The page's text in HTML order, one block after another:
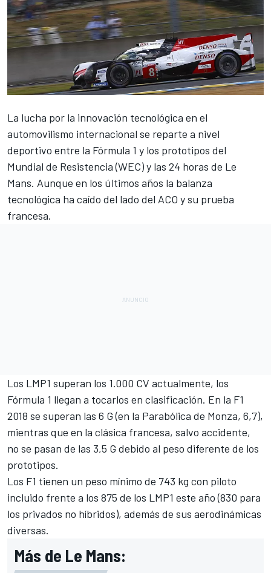
La lucha por la innovación tecnológica en el
automovilismo internacional se reparte a nivel
deportivo entre la Fórmula 1 y los prototipos del
Mundial de Resistencia (WEC) y las 24 horas de Le
Mans. Aunque en los últimos años la balanza
tecnológica ha caído del lado del ACO y su prueba
francesa.
Los LMP1 superan los 1.000 CV actualmente, los
Fórmula 1 llegan a tocarlos en clasificación. En la F1
2018 se superan las 6 G (en la Parabólica de Monza, 6,7),
mientras que en la clásica francesa, salvo accidente,
no se pasan de las 3,5 G debido al peso diferente de los
prototipos.
Los F1 tienen un peso mínimo de 743 kg con piloto
incluido frente a los 875 de los LMP1 este año (830 para
los privados no híbridos), además de sus aerodinámicas
diversas.
Más de Le Mans: